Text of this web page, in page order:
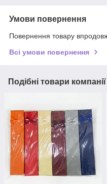
Умови повернення
Повернення товару
Всі умови повернення
Подібні товари компанії